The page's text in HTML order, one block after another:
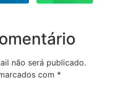
não será publicado.
com *